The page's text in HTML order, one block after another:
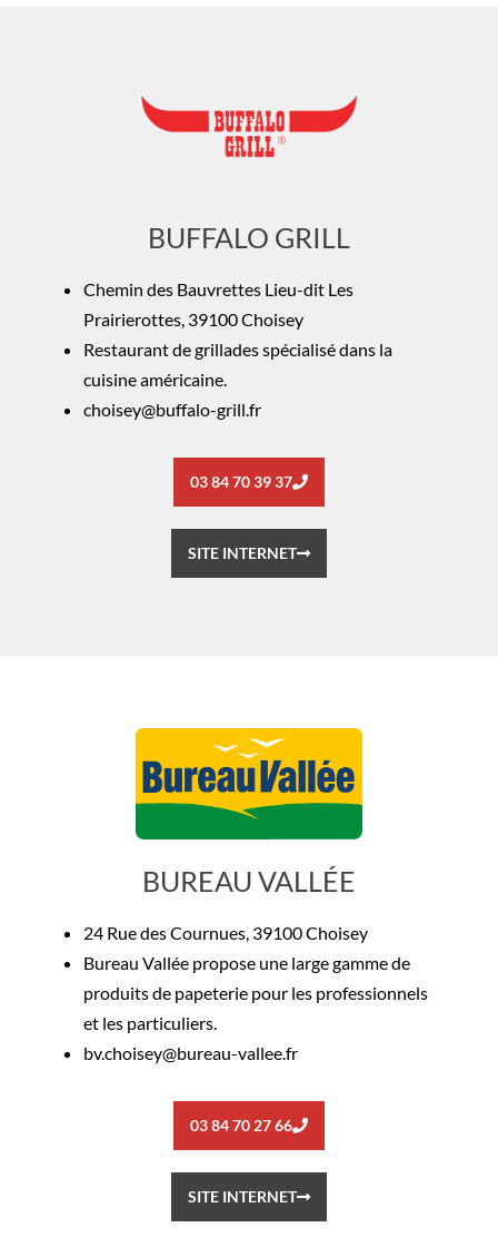
BUFFALO GRILL
Chemin des Bauvrettes Lieu-dit Les
Prairierottes, 39100 Choisey
Restaurant de grillades spécialisé dans la
cuisine américaine.
choisey@buffalo-grill.fr
03 84 70 39 37
SITE INTERNET
BUREAU VALLÉE
24 Rue des Cournues, 39100 Choisey
Bureau Vallée propose une large gamme de
produits de papeterie pour les professionnels
et les particuliers.
bv.choisey@bureau-vallee.fr
03 84 70 27 66
SITE INTERNET